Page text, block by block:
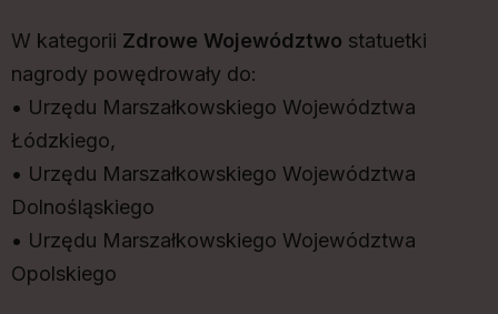
W kategorii Zdrowe Województwo statuetki
nagrody powędrowały do:
• Urzędu Marszałkowskiego Województwa
Łódzkiego,
• Urzędu Marszałkowskiego Województwa
Dolnośląskiego
• Urzędu Marszałkowskiego Województwa
Opolskiego